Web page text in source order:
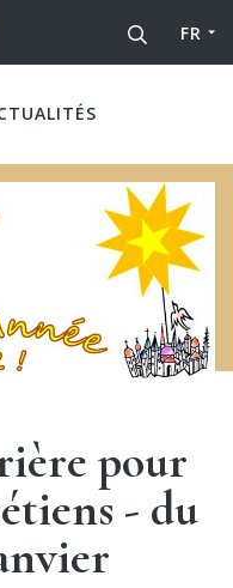
Cathédrale Notre-Dame
FR
pour
- du